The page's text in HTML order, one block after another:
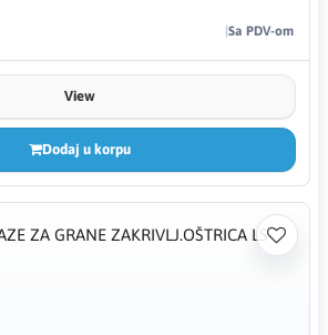
Sa PDV-om
View
Dodaj u korpu